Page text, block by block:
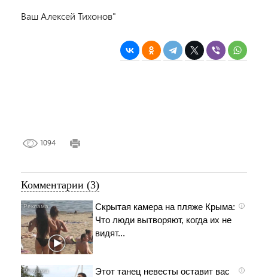
Ваш Алексей Тихонов"
1094
Комментарии (3)
i
Скрытая камера на пляже Крыма:
Что люди вытворяют, когда их не
видят...
i
Этот танец невесты оставит вас